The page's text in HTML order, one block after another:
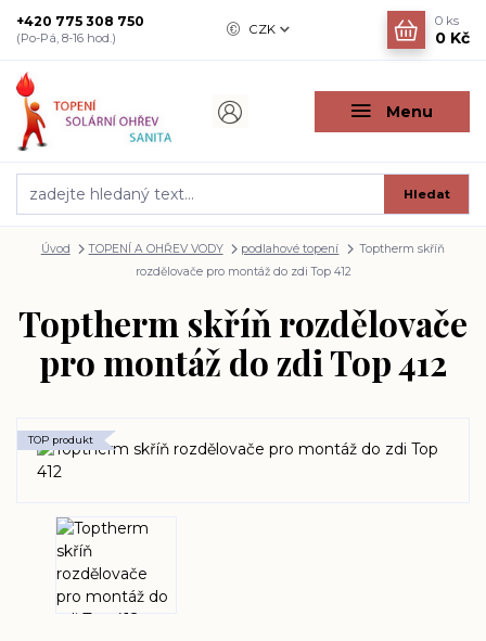
Menu
CZK
Hledat
+420 775 308 750
(Po-Pá, 8-16 hod.)
0 ks
0 Kč
Úvod TOPENÍ A OHŘEV VODY podlahové topení
Toptherm skříň
rozdělovače pro montáž do zdi Top 412
Toptherm skříň rozdělovače
pro montáž do zdi Top 412
TOP produkt